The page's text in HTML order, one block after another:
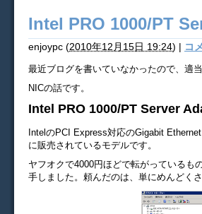
Intel PRO 1000/PT
enjoypc (2010年12月15日 19:24) | コ
最近ブログを書いていなかったので、適当
NICの話です。
Intel PRO 1000/PT Server
IntelのPCI Express対応のGigabit
に販売されているモデルです。
ヤフオクで4000円ほどで転がっているも
手しました。頼んだのは、単にめんどく